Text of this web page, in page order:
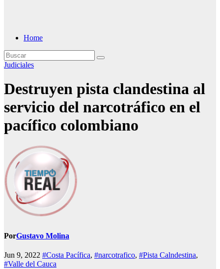
Home
Judiciales
Destruyen pista clandestina al
servicio del narcotráfico en el
pacífico colombiano
PorGustavo Molina
Jun 9, 2022 #Costa Pacífica, #narcotrafico, #Pista Calndestina,
#Valle del Cauca